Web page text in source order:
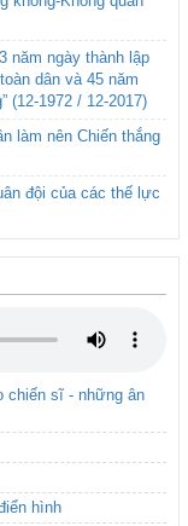
năm ngày thành lập
dân và 45 năm
(12-1972 / 12-2017)
làm nên Chiến thắng
đội của các thế lực
chiến sĩ - những ân
hình